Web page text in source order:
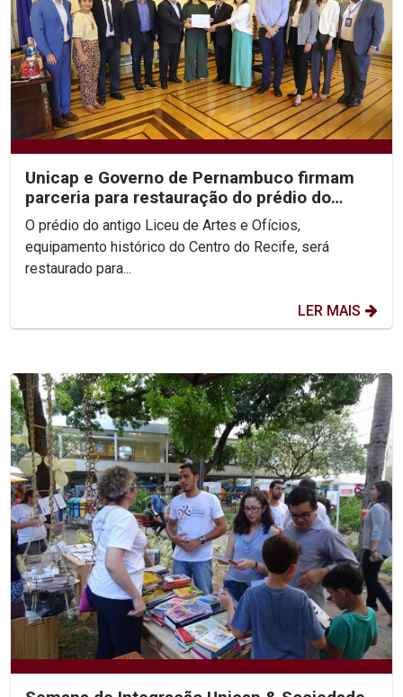
Unicap e Governo de Pernambuco firmam
parceria para restauração do prédio do
antigo Liceu de...
O prédio do antigo Liceu de Artes e Ofícios,
equipamento histórico do Centro do Recife, será
restaurado para...
LER MAIS